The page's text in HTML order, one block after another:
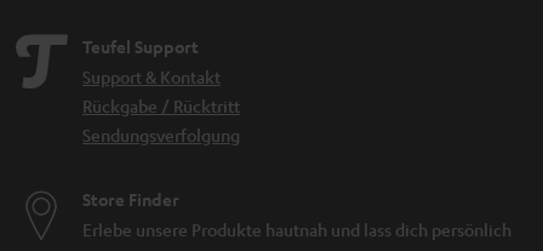
Teufel Support
Support & Kontakt
Rückgabe / Rücktritt
Sendungsverfolgung
Store Finder
Erlebe unsere Produkte hautnah und lass dich persönlich